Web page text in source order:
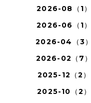
2026-08（1）
2026-06（1）
2026-04（3）
2026-02（7）
2025-12（2）
2025-10（2）